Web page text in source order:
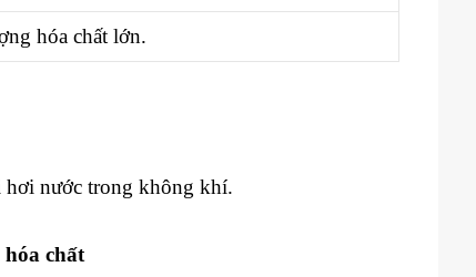
hóa chất lớn.
hơi nước trong không khí.
chất